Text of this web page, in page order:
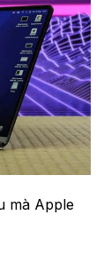
mà Apple